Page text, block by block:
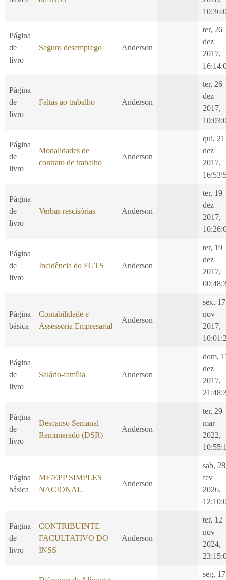
Página
de
livro
Seguro desemprego Anderson
ter, 26
dez
2017,
Página
de
livro
Faltas ao trabalho Anderson
ter, 26
dez
2017,
Página
de
livro
Modalidades de
contrato de trabalho
Anderson
qui, 21
dez
2017,
Página
de
livro
Verbas rescisórias Anderson
ter, 19
dez
2017,
Página
de
livro
Incidência do FGTS Anderson
ter, 19
dez
2017,
Página
básica
Contabilidade e
Assessoria Empresarial
Anderson
sex, 17
nov
2017,
Página
de
livro
Salário-família Anderson
dom,
dez
2017,
Página
de
livro
Descanso Semanal
Remunerado (DSR)
Anderson
ter, 29
mar
2022,
Página
básica
ME/EPP SIMPLES
NACIONAL
Anderson
sab, 28
fev
2026,
Página
de
livro
CONTRIBUINTE
FACULTATIVO DO
INSS
Anderson
ter, 12
nov
2024,
seg, 17